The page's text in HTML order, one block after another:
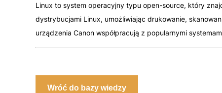
Linux to system operacyjny typu open-source, który
dystrybucjami Linux, umożliwiając drukowanie,
urządzenia Canon współpracują z popularnymi
Wróć do bazy wiedzy